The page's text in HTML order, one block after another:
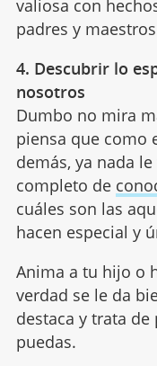
valiosa con
padres y
4. Descubrir lo
nosotros
Dumbo no mira
piensa que como
demás, ya nada
completo de
cuáles son las
hacen especial y
Anima a tu hijo o
verdad se le da
destaca y trata
puedas.